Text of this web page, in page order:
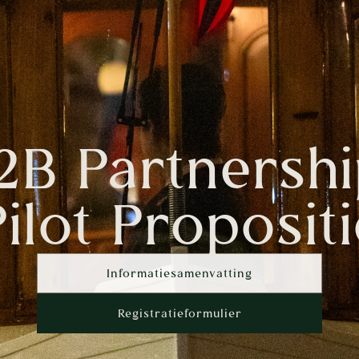
Informatiesamenvatting
Registratieformulier